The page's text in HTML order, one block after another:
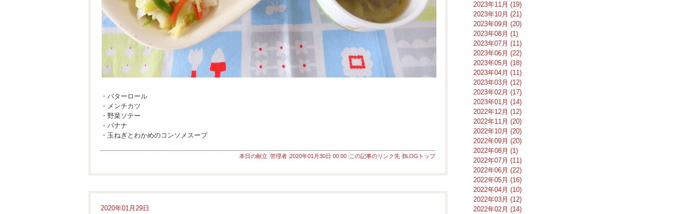
・バターロール
・メンチカツ
・野菜ソテー
・バナナ
・玉ねぎとわかめのコンソメスープ
本日の献立 管理者 2020年01月30日 00:00 この記事のリンク先 BLOGトップ
2020年01月29日
2023年11月 (19)
2023年10月 (21)
2023年09月 (20)
2023年08月 (1)
2023年07月 (11)
2023年06月 (22)
2023年05月 (18)
2023年04月 (11)
2023年03月 (12)
2023年02月 (17)
2023年01月 (14)
2022年12月 (12)
2022年11月 (20)
2022年10月 (20)
2022年09月 (20)
2022年08月 (1)
2022年07月 (11)
2022年06月 (22)
2022年05月 (16)
2022年04月 (10)
2022年03月 (12)
2022年02月 (14)